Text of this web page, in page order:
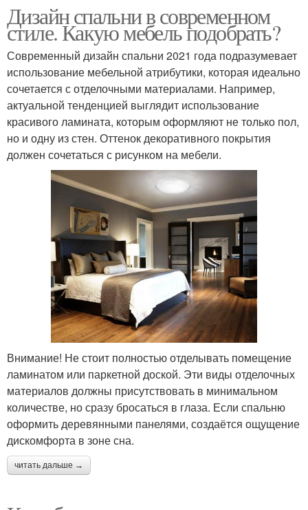
Дизайн спальни в современном
стиле. Какую мебель подобрать?
Современный дизайн спальни 2021 года подразумевает
использование мебельной атрибутики, которая идеально
сочетается с отделочными материалами. Например,
актуальной тенденцией выглядит использование
красивого ламината, которым оформляют не только пол,
но и одну из стен. Оттенок декоративного покрытия
должен сочетаться с рисунком на мебели.
Внимание! Не стоит полностью отделывать помещение
ламинатом или паркетной доской. Эти виды отделочных
материалов должны присутствовать в минимальном
количестве, но сразу бросаться в глаза. Если спальню
оформить деревянными панелями, создаётся ощущение
дискомфорта в зоне сна.
читать дальше →